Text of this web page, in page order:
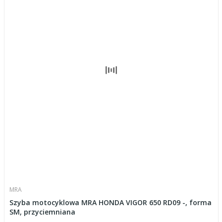
MRA
Szyba motocyklowa MRA HONDA VIGOR 650 RD09 -, forma
SM, przyciemniana